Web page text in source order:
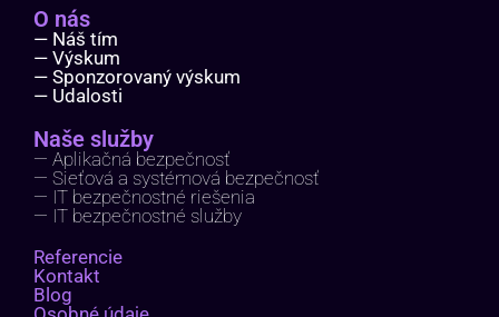
O nás
— Náš tím
— Výskum
— Sponzorovaný výskum
— Udalosti
Naše služby
— Aplikačná bezpečnosť
— Sieťová a systémová bezpečnosť
— IT bezpečnostné riešenia
— IT bezpečnostné služby
Referencie
Kontakt
Blog